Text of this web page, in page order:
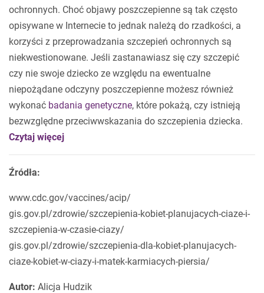
ochronnych. Choć objawy poszczepienne są tak często
opisywane w Internecie to jednak należą do rzadkości, a
korzyści z przeprowadzania szczepień ochronnych są
niekwestionowane. Jeśli zastanawiasz się czy szczepić
czy nie swoje dziecko ze względu na ewentualne
niepożądane odczyny poszczepienne możesz również
wykonać badania genetyczne, które pokażą, czy istnieją
bezwzględne przeciwwskazania do szczepienia dziecka.
Czytaj więcej
Źródła:
www.cdc.gov/vaccines/acip/
gis.gov.pl/zdrowie/szczepienia-kobiet-planujacych-ciaze-i-
szczepienia-w-czasie-ciazy/
gis.gov.pl/zdrowie/szczepienia-dla-kobiet-planujacych-
ciaze-kobiet-w-ciazy-i-matek-karmiacych-piersia/
Autor: Alicja Hudzik